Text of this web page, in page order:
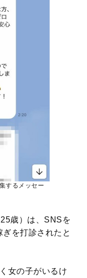
するメッセー
歳）は、SNSを
を打診されたと
女の子がいるけ